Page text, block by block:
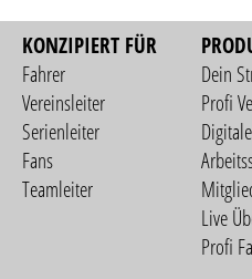
KONZIPIERT FÜR
Fahrer
Vereinsleiter
Serienleiter
Fans
Teamleiter
Dein
Profi
Live
Profi